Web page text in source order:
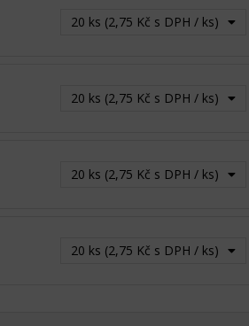
20 ks (2,75 Kč s DPH / ks)
20 ks (2,75 Kč s DPH / ks) -
20 ks (2,75 Kč s DPH / ks) -
20 ks (2,75 Kč s DPH / ks) -